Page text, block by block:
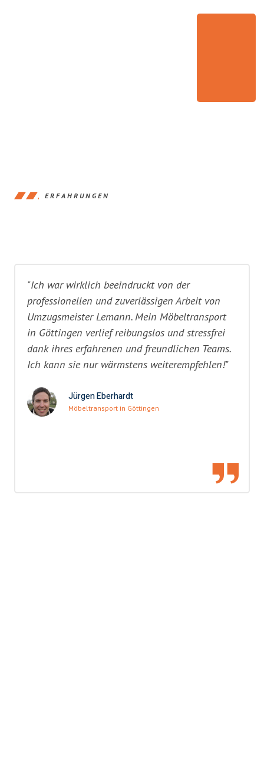
ERFAHRUNGEN
"Ich war wirklich beeindruckt von der
professionellen und zuverlässigen Arbeit von
Umzugsmeister Lemann. Mein Möbeltransport
in Göttingen verlief reibungslos und stressfrei
dank ihres erfahrenen und freundlichen Teams.
Ich kann sie nur wärmstens weiterempfehlen!"
Jürgen Eberhardt
Möbeltransport in Göttingen